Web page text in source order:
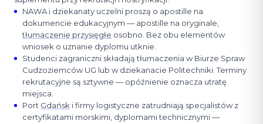
NAWA i dziekanaty uczelni proszą o apostille na
dokumencie edukacyjnym — apostille na oryginale,
tłumaczenie przysięgłe osobno. Bez obu elementów
wniosek o uznanie dyplomu utknie.
Studenci zagraniczni składają tłumaczenia w Biurze Spraw
Cudzoziemców UG lub w dziekanacie Politechniki. Terminy
rekrutacyjne są sztywne — opóźnienie oznacza utratę
miejsca.
Port Gdańsk i firmy logistyczne zatrudniają specjalistów z
certyfikatami morskimi, dyplomami technicznymi —